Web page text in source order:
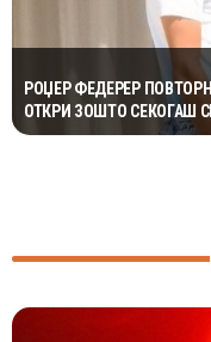
РОЏЕР ФЕДЕРЕР
ОТКРИ ЗОШТО СЕКОГАШ